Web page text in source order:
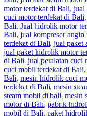
motor terdekat di Bali, jual
cuci motor terdekat di Bali,
Bali, Jual hidrolik motor
Bali, jual kompresor angin
terdekat di Bali, jual paket
jual paket hidrolik motor
di Bali, jual peralatan cuci
cuci mobil terdekat di Bali,
Bali, mesin hidrolik cuci
terdekat di Bali, mesin
steam mobil di bali, mesin
motor di Bali, pabrik
mobil di Bali, paket